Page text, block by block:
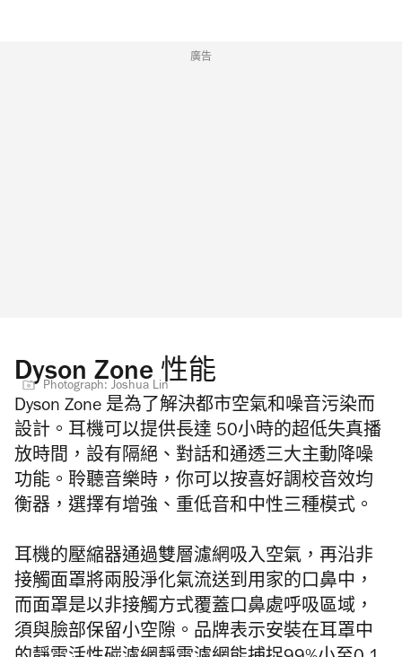
廣告
Dyson Zone 性能
Photograph: Joshua Lin
Dyson Zone 是為了解決都市空氣和噪音污染而
設計。耳機可以提供長達 50小時的超低失真播
放時間，設有隔絕、對話和通透三大主動降噪
功能。聆聽音樂時，你可以按喜好調校音效均
衡器，選擇有增強、重低音和中性三種模式。
耳機的壓縮器通過雙層濾網吸入空氣，再沿非
接觸面罩將兩股淨化氣流送到用家的口鼻中，
而面罩是以非接觸方式覆蓋口鼻處呼吸區域，
須與臉部保留小空隙。品牌表示安裝在耳罩中